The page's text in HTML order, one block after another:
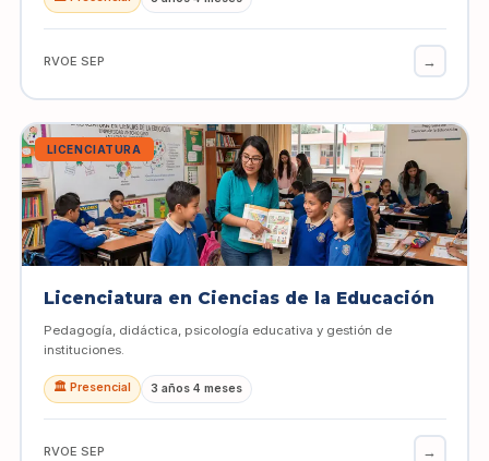
RVOE SEP →
LICENCIATURA
Licenciatura en Ciencias de la Educación
Pedagogía, didáctica, psicología educativa y gestión de
instituciones.
🏛️ Presencial 3 años 4 meses
RVOE SEP →